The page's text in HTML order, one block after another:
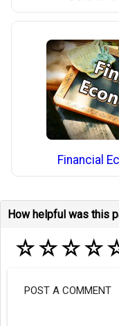
Financial
How helpful was this
☆☆☆☆
POST A COMMENT